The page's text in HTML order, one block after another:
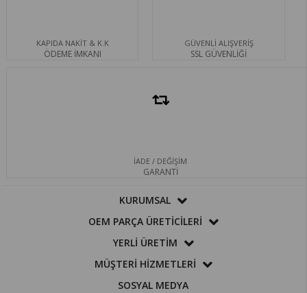
KAPIDA NAKİT & K.K
ÖDEME İMKANI
GÜVENLİ ALIŞVERİŞ
SSL GÜVENLİĞİ
İADE / DEĞİŞİM
GARANTİ
KURUMSAL
OEM PARÇA ÜRETİCİLERİ
YERLİ ÜRETİM
MÜŞTERİ HİZMETLERİ
SOSYAL MEDYA